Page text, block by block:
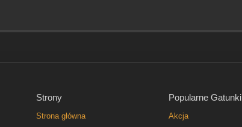
Strony
Strona główna
Popularne Gatunki
Akcja